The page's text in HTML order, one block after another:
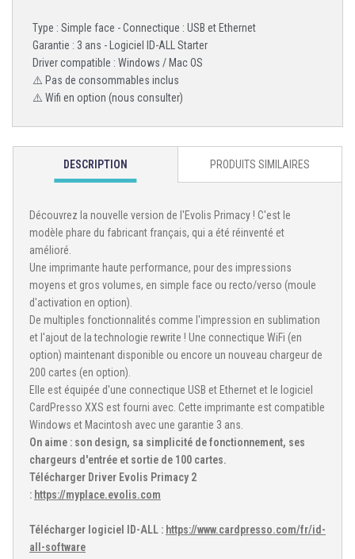
Type : Simple face - Connectique : USB et Ethernet
Garantie : 3 ans - Logiciel ID-ALL Starter
Driver compatible : Windows / Mac OS
⚠️ Pas de consommables inclus
⚠️ Wifi en option (nous consulter)
DESCRIPTION PRODUITS SIMILAIRES
Découvrez la nouvelle version de l'Evolis Primacy ! C'est le
modèle phare du fabricant français, qui a été réinventé et
amélioré.
Une imprimante haute performance, pour des impressions
moyens et gros volumes, en simple face ou recto/verso (moule
d'activation en option).
De multiples fonctionnalités comme l'impression en sublimation
et l'ajout de la technologie rewrite ! Une connectique WiFi (en
option) maintenant disponible ou encore un nouveau chargeur de
200 cartes (en option).
Elle est équipée d'une connectique USB et Ethernet et le logiciel
CardPresso XXS est fourni avec. Cette imprimante est compatible
Windows et Macintosh avec une garantie 3 ans.
On aime : son design, sa simplicité de fonctionnement, ses
chargeurs d'entrée et sortie de 100 cartes.
Télécharger Driver Evolis Primacy 2
: https://myplace.evolis.com
Télécharger logiciel ID-ALL : https://www.cardpresso.com/fr/id-
all-software